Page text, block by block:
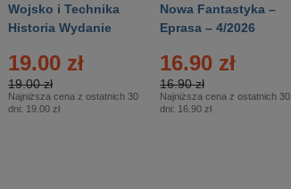
Wojsko i Technika
Historia Wydanie
– 2/2026
19.00 zł
19.00 zł
Najniższa cena z ostatnich 30
dni: 19.00 zł
Nowa Fantastyka –
Eprasa – 4/2026
16.90 zł
16.90 zł
Najniższa cena z ostatnich 30
dni: 16.90 zł